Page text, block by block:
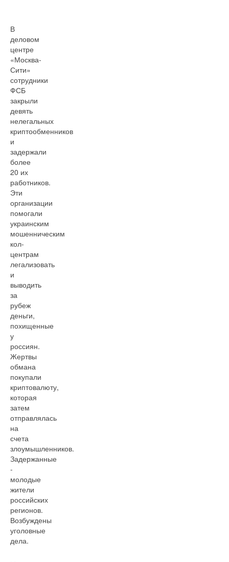
В
деловом
центре
«Москва-
Сити»
сотрудники
ФСБ
закрыли
девять
нелегальных
криптообменников
и
задержали
более
20 их
работников.
Эти
организации
помогали
украинским
мошенническим
кол-
центрам
легализовать
и
выводить
за
рубеж
деньги,
похищенные
у
россиян.
Жертвы
обмана
покупали
криптовалюту,
которая
затем
отправлялась
на
счета
злоумышленников.
Задержанные
-
молодые
жители
российских
регионов.
Возбуждены
уголовные
дела.